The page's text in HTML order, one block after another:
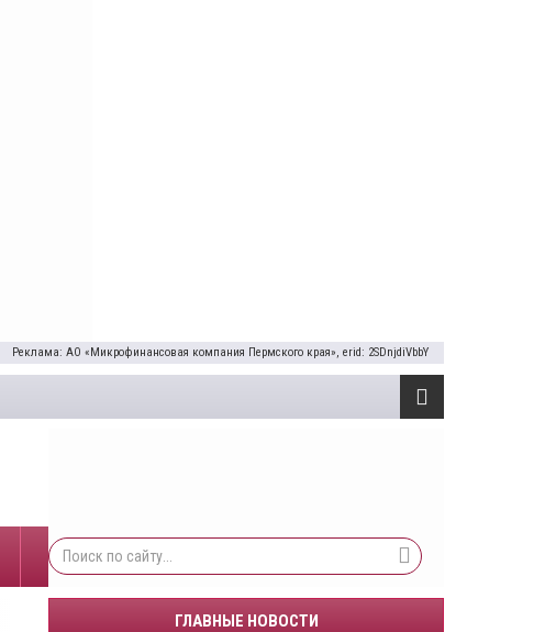
Реклама: АО «Микрофинансовая компания Пермского края», erid: 2SDnjdiVbbY
ГЛАВНЫЕ НОВОСТИ